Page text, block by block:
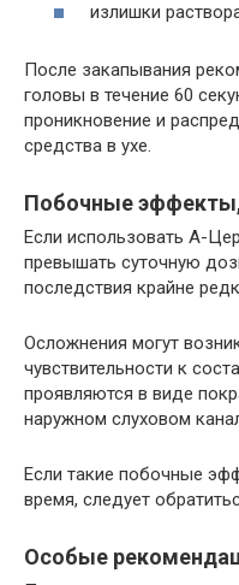
излишки
После закапывания
головы в течение 60
проникновение и
средства в ухе.
Побочные
Если использовать А-
превышать суточную
последствия крайне
Осложнения могут
чувствительности к
проявляются в виде
наружном слуховом
Если такие побочные
время, следует
Особые